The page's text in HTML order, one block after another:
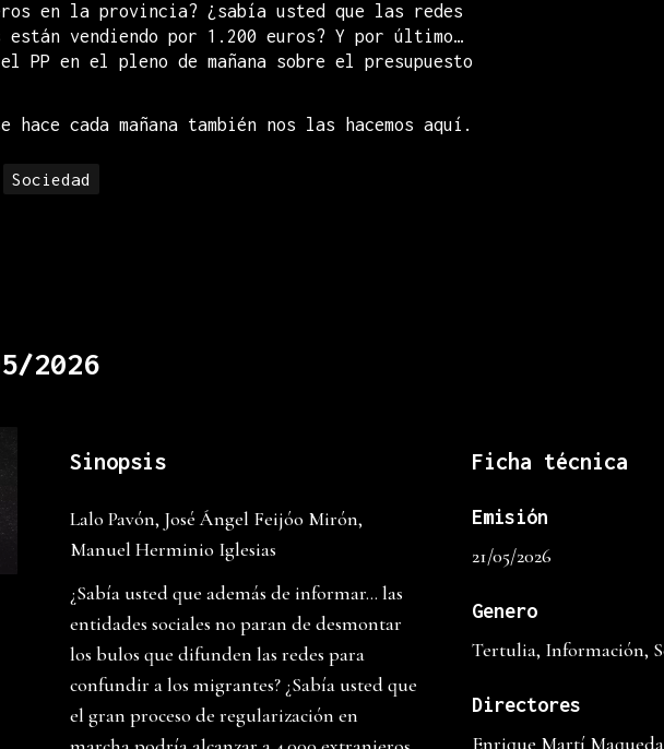
en la provincia? ¿sabía usted que las redes
vendiendo por 1.200 euros? Y por último…
PP en el pleno de mañana sobre el presupuesto
hace cada mañana también nos las hacemos aquí.
Sociedad
2026
Sinopsis
Lalo Pavón, José Ángel Feijóo Mirón,
Manuel Herminio Iglesias
¿Sabía usted que además de informar… las
entidades sociales no paran de desmontar
los bulos que difunden las redes para
confundir a los migrantes? ¿Sabía usted que
el gran proceso de regularización en
Ficha técnica
Emisión
21/05/2026
Genero
Tertulia, Información,
Directores
Enrique Martí